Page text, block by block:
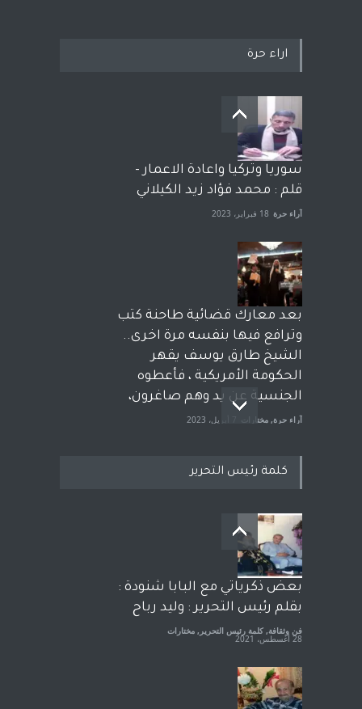
اراء حرة
سوريا وتركيا واعادة الاعمار -
قلم : محمد فؤاد زيد الكيلاني
آراء حرة 18 فبراير، 2023
بعد معارك قضائية طاحنة كتب
وترافع فيها بنفسه مرة اخرى..
الشيخ طارق يوسف يقهر
الحكومة الأمريكية ، فأعطوه
الجنسية عن يد وهم صاغرون،
آراء حرة, مختارات
معاناة زلزال سوريّة تفضح:
زيف ديمقراطية الغرب! قلم :
رشاد أبو شاورآراء حرة ..
آراء حرة 18 فبراير، 2023
كلمة رئيس التحرير
بعض ذكرياتي مع البابا شنودة :
بقلم رئيس التحرير : وليد رباح
فن وثقافة, كلمة رئيس التحرير , مختارات
28 أغسطس، 2021